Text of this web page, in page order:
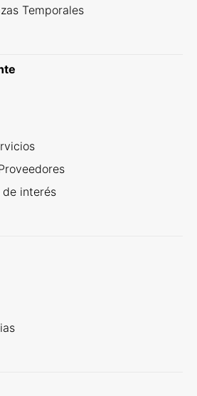
Temporales
de interés